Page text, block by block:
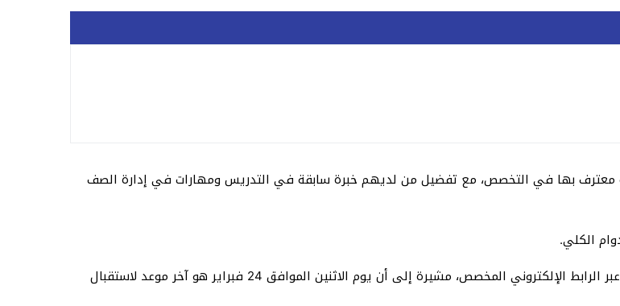
معترف بها في التخصص، مع تفضيل من لديهم خبرة سابقة في التدريس ومهارات في إدارة الصف
الكلي.
ودعت الجمعية المهتمين ممن تنطبق عليهم الشروط إلى تقديم طلباتهم عبر الرابط الإلكتروني المخصص، مشيرة إلى أن يوم الاثنين الموافق 24 فبراير هو آخر موعد لاستقبال